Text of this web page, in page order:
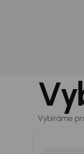
Vybíráme